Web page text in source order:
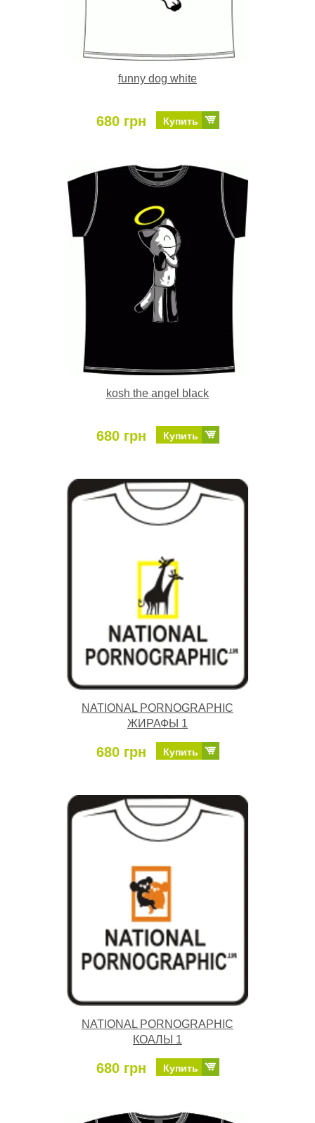
funny dog white
680 грн Купить
kosh the angel black
680 грн Купить
NATIONAL PORNOGRAPHIC
ЖИРАФЫ 1
680 грн Купить
NATIONAL PORNOGRAPHIC
КОАЛЫ 1
680 грн Купить